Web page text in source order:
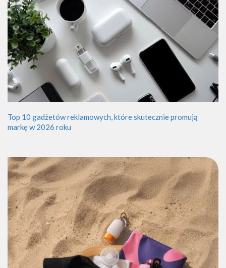
Top 10 gadżetów reklamowych, które skutecznie promują
markę w 2026 roku